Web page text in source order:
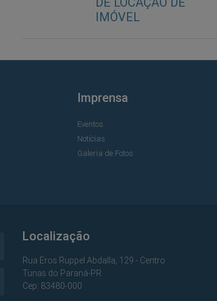
IMÓVEL
Imprensa
Eventos
Notícias
Galeria de Fotos
Localização
Rua Eros Ruppel Abdalla, 129 - Centro
Tunas do Paraná-PR
Cep: 83480-000